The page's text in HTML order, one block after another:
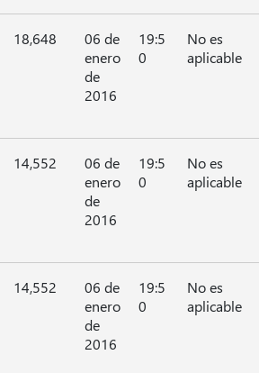
18,648
06 de
enero
de
2016
19:5
0
No es
aplicable
14,552
06 de
enero
de
2016
19:5
0
No es
aplicable
14,552
06 de
enero
de
2016
19:5
0
No es
aplicable